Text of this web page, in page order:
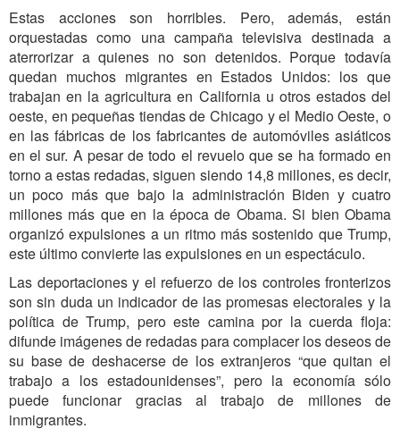
Estas acciones son horribles. Pero, además, están
orquestadas como una campaña televisiva destinada a
aterrorizar a quienes no son detenidos. Porque todavía
quedan muchos migrantes en Estados Unidos: los que
trabajan en la agricultura en California u otros estados del
oeste, en pequeñas tiendas de Chicago y el Medio Oeste, o
en las fábricas de los fabricantes de automóviles asiáticos
en el sur. A pesar de todo el revuelo que se ha formado en
torno a estas redadas, siguen siendo 14,8 millones, es decir,
un poco más que bajo la administración Biden y cuatro
millones más que en la época de Obama. Si bien Obama
organizó expulsiones a un ritmo más sostenido que Trump,
este último convierte las expulsiones en un espectáculo.
Las deportaciones y el refuerzo de los controles fronterizos
son sin duda un indicador de las promesas electorales y la
política de Trump, pero este camina por la cuerda floja:
difunde imágenes de redadas para complacer los deseos de
su base de deshacerse de los extranjeros “que quitan el
trabajo a los estadounidenses”, pero la economía sólo
puede funcionar gracias al trabajo de millones de
inmigrantes.